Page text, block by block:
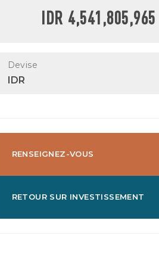
IDR 4,541,805,965
Devise
IDR
RENSEIGNEZ-VOUS
RETOUR SUR INVESTISSEMENT